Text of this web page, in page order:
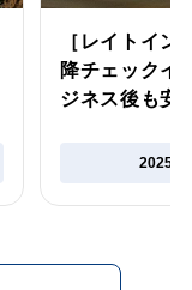
［レイトイン
降チェックイ
ジネス後も安
2025年